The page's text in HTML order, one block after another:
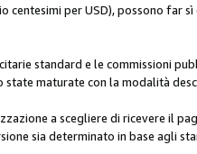
centesimi per USD), possono far
standard e le commissioni
state maturate con la modalità
a scegliere di ricevere il
sia determinato in base agli